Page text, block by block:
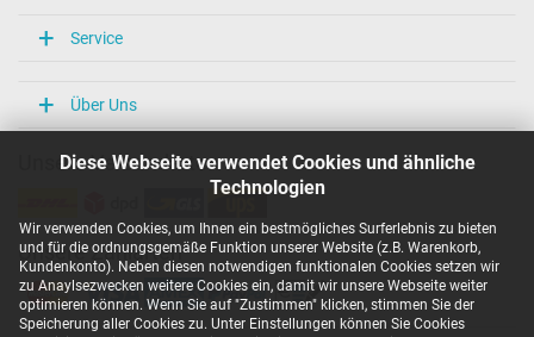
Diese Webseite verwendet Cookies und ähnliche
Technologien
Wir verwenden Cookies, um Ihnen ein bestmögliches Surferlebnis zu bieten
und für die ordnungsgemäße Funktion unserer Website (z.B. Warenkorb,
Kundenkonto). Neben diesen notwendigen funktionalen Cookies setzen wir
zu Anaylsezwecken weitere Cookies ein, damit wir unsere Webseite weiter
optimieren können. Wenn Sie auf "Zustimmen" klicken, stimmen Sie der
Speicherung aller Cookies zu. Unter Einstellungen können Sie Cookies
CE
Kategorisierung
Netzteil
Service
Über Uns
Unsere Versandarten
Unsere Zahlarten